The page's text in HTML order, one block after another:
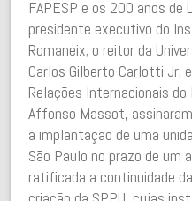
FAPESP e os 200 anos de
presidente executivo do
Romaneix; o reitor da
Carlos Gilberto Carlotti Jr;
Relações Internacionais
Affonso Massot,
a implantação de uma
São Paulo no prazo de um
ratificada a continuidade